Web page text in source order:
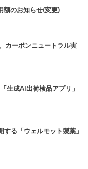
のお知らせ(変更)
カーボンニュートラル実
生成AI出荷検品アプリ」
する「ウェルモット製薬」